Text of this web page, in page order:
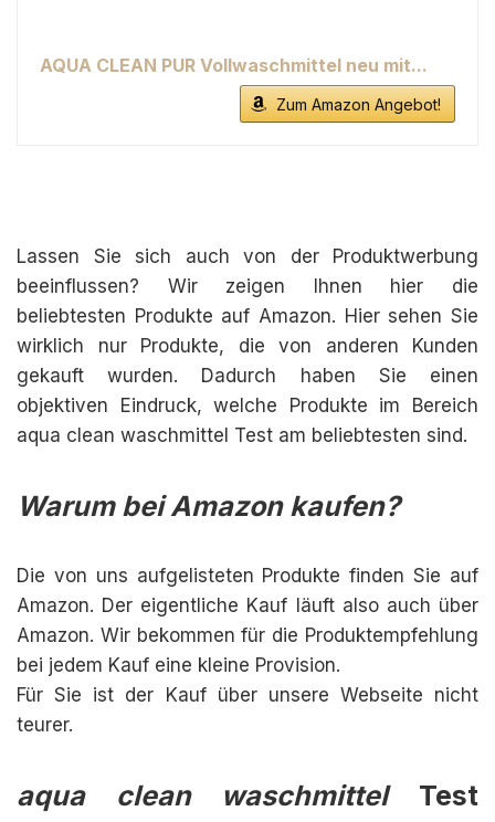
AQUA CLEAN PUR Vollwaschmittel neu mit...
Zum Amazon Angebot!
Lassen Sie sich auch von der Produktwerbung
beeinflussen? Wir zeigen Ihnen hier die
beliebtesten Produkte auf Amazon. Hier sehen Sie
wirklich nur Produkte, die von anderen Kunden
gekauft wurden. Dadurch haben Sie einen
objektiven Eindruck, welche Produkte im Bereich
aqua clean waschmittel Test am beliebtesten sind.
Warum bei Amazon kaufen?
Die von uns aufgelisteten Produkte finden Sie auf
Amazon. Der eigentliche Kauf läuft also auch über
Amazon. Wir bekommen für die Produktempfehlung
bei jedem Kauf eine kleine Provision.
Für Sie ist der Kauf über unsere Webseite nicht
teurer.
aqua clean waschmittelTest